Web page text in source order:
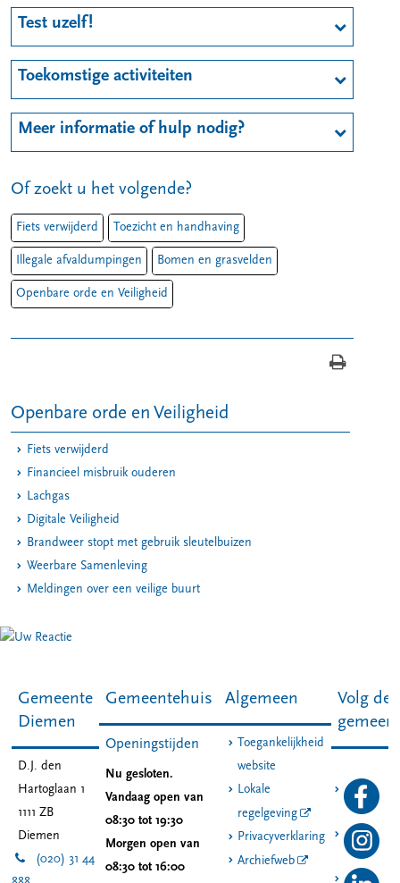
Test uzelf!
Toekomstige activiteiten
Meer informatie of hulp nodig?
Of zoekt u het volgende?
Fiets verwijderd Toezicht en handhaving
Illegale afvaldumpingen Bomen en grasvelden
Openbare orde en Veiligheid
Openbare orde en Veiligheid
Fiets verwijderd
Financieel misbruik ouderen
Lachgas
Digitale Veiligheid
Brandweer stopt met gebruik sleutelbuizen
Weerbare Samenleving
Meldingen over een veilige buurt
Gemeente
Diemen
D.J. den
Hartoglaan 1
1111 ZB
Diemen
(020) 31 44
Gemeentehuis
Openingstijden
Nu gesloten.
Vandaag open van
08:30 tot 19:30
Morgen open van
08:30 tot 16:00
Algemeen
Toegankelijkheid
website
Lokale
regelgeving
Privacyverklaring
Archiefweb
Volg de